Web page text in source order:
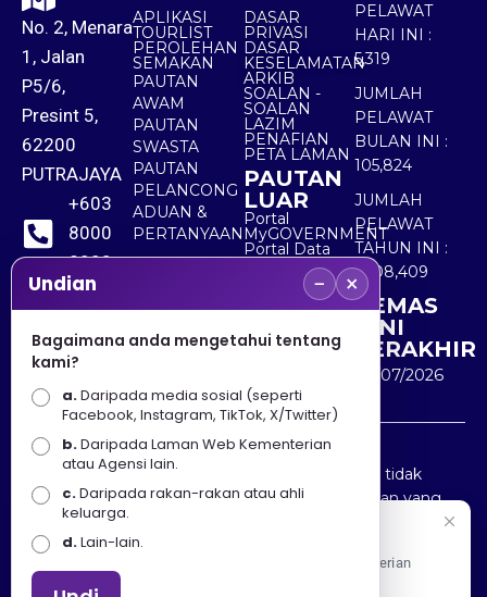
No. 2, Menara
1, Jalan
P5/6,
Presint 5,
62200
PUTRAJAYA
+603
8000
8000
+603
8891
7100
APLIKASI
TOURLIST
PEROLEHAN
SEMAKAN
PAUTAN
AWAM
PAUTAN
SWASTA
PAUTAN
PELANCONG
ADUAN &
PERTANYAAN
DASAR
PRIVASI
DASAR
KESELAMATAN
ARKIB
SOALAN -
SOALAN
LAZIM
PENAFIAN
PETA LAMAN
PAUTAN
LUAR
Portal
MyGOVERNMENT
Portal Data
Terbuka
Sektor Awam
PELAWAT
HARI INI :
5,319
JUMLAH
PELAWAT
BULAN INI :
105,824
JUMLAH
PELAWAT
TAHUN INI :
5,508,409
KEMAS
KINI
TERAKHIR
30/07/2026
Penafian : Kerajaan Malaysia dan Kementerian
Pelancongan Seni dan Budaya (MOTAC) adalah tidak
bertanggungjawab atas kehilangan atau kerugian yang
disebabkan oleh penggunaan mana-mana maklumat
yang diperolehi dari portal ini.
Undian − ×
Bagaimana anda mengetahui tentang
kami?
a.Daripada media sosial (seperti
Facebook, Instagram, TikTok, X/Twitter)
b.Daripada Laman Web Kementerian
atau Agensi lain.
c.Daripada rakan-rakan atau ahli
keluarga.
d.Lain-lain.
Apa Khabar! Selamat datang ke Portal Rasmi Kementerian
Pelancongan, Seni dan Budaya